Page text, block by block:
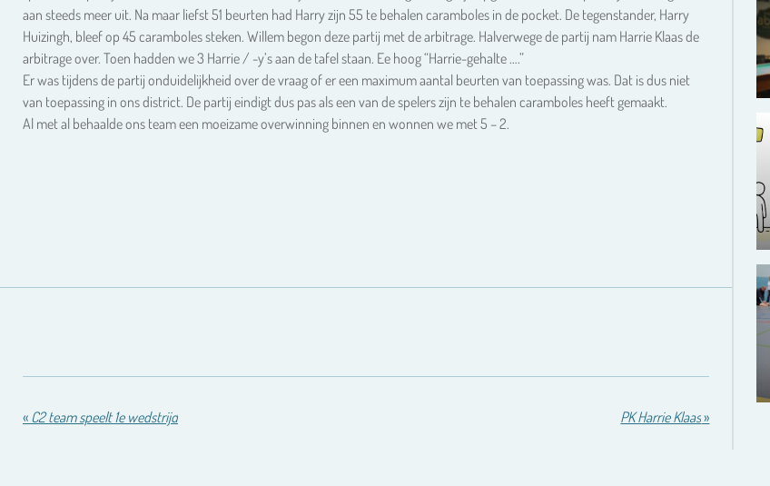
aan steeds meer uit. Na maar liefst 51 beurten had Harry zijn 55 te behalen caramboles in de pocket. De tegenstander, Harry
Huizingh, bleef op 45 caramboles steken. Willem begon deze partij met de arbitrage. Halverwege de partij nam Harrie Klaas de
arbitrage over. Toen hadden we 3 Harrie / -y’s aan de tafel staan. Ee hoog “Harrie-gehalte ….”
Er was tijdens de partij onduidelijkheid over de vraag of er een maximum aantal beurten van toepassing was. Dat is dus niet
van toepassing in ons district. De partij eindigt dus pas als een van de spelers zijn te behalen caramboles heeft gemaakt.
Al met al behaalde ons team een moeizame overwinning binnen en wonnen we met 5 – 2.
« C2 team speelt 1e wedstrijd PK Harrie Klaas»